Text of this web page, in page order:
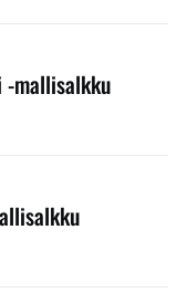
-mallisalkku